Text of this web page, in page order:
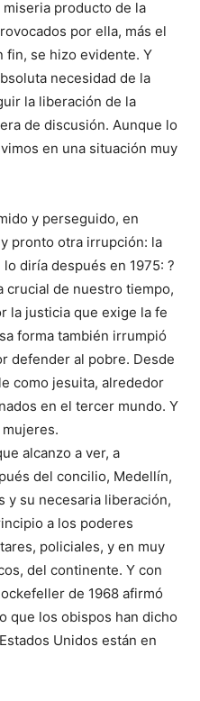
producto de la
por ella, más el
fin, se hizo evidente. Y
necesidad de la
la liberación de la
de discusión. Aunque lo
en una situación muy
y perseguido, en
pronto otra irrupción: la
diría después en 1975: ?
crucial de nuestro tiempo,
la justicia que exige la fe
forma también irrumpió
defender al pobre. Desde
como jesuita, alrededor
en el tercer mundo. Y
alcanzo a ver, a
del concilio, Medellín,
y su necesaria liberación,
a los poderes
policiales, y en muy
del continente. Y con
de 1968 afirmó
que los obispos han dicho
Unidos están en